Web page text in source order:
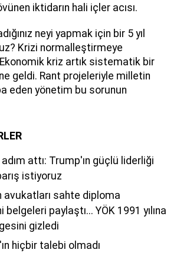
iktidarın hali içler acısı.
neyi yapmak için bir 5 yıl
Krizi normalleştirmeye
Ekonomik kriz artık sistematik bir
geldi. Rant projeleriyle milletin
eden yönetim bu sorunun
attı: Trump'ın güçlü liderliği
istiyoruz
avukatları sahte diploma
belgeleri paylaştı... YÖK 1991 yılına
gizledi
hiçbir talebi olmadı